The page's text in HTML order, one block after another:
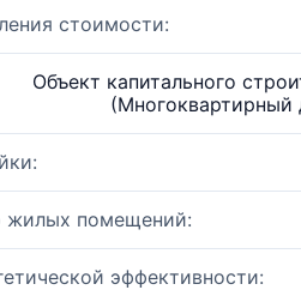
стоимости:
Объект капитального
жилых помещений:
эффективности: